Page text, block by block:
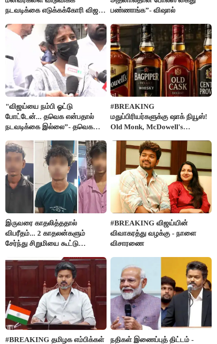
நடவடிக்கை எடுக்கக்கோரி விஜய்
பண்ணாங்க”- விஷால்
"விஜய்யை நம்பி ஓட்டு
போட்டேன்... தவெக என்பதால்
நடவடிக்கை இல்லை”- தவெக
கதறல்
#BREAKING
மதுப்பிரியர்களுக்கு ஷாக் நியூஸ்!
Old Monk, McDowell's
FSSAI தடை
இருவரை காதலித்ததால்
விபரீதம்... 2 காதலன்களும்
சேர்ந்து சிறுமியை கூட்டு
செய்த கொடூரம்
#BREAKING விஜய்யின்
விவாகரத்து வழக்கு - நாளை
விசாரணை
#BREAKING தமிழக எம்பிக்கள்
நதிகள் இணைப்புத் திட்டம் -